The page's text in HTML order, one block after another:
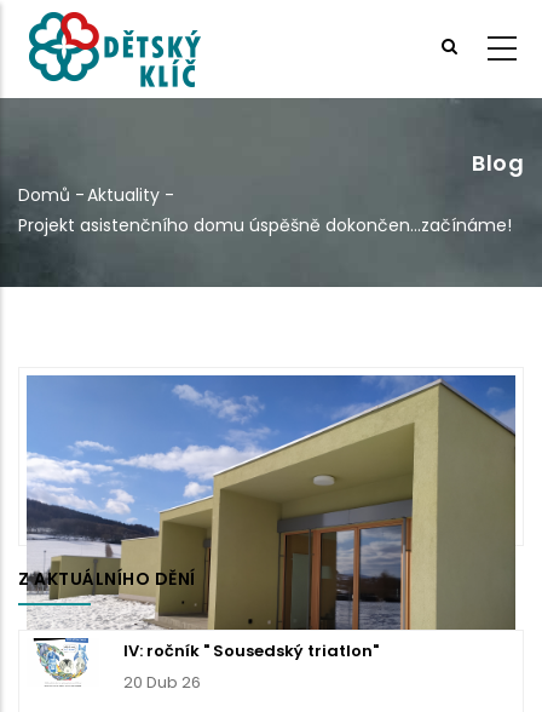
Přejít
hlavnímu
obsahu
Blog
Drobečková
Domů -Aktuality -
Projekt asistenčního domu úspěšně dokončen...začínáme!
Z AKTUÁLNÍHO DĚNÍ
IV: ročník " Sousedský triatlon"
20 Dub 26